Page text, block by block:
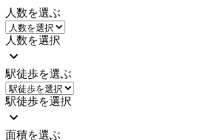
人数を選ぶ
人数を選択
駅徒歩を選ぶ
駅徒歩を選択
面積を選ぶ